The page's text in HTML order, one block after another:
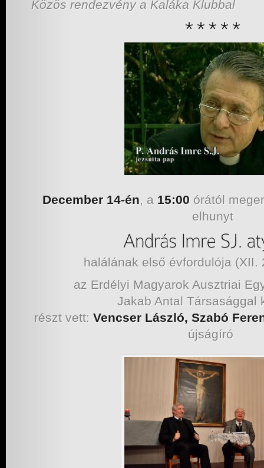
Közös rendezvény a Kaláka Klubbal
December 14-én, a 15:00 órától
elhunyt
halálának első évfordulója
az Erdélyi Magyarok Ausztriai
Jakab Antal Társasággal
részt vett: Vencser László, Szabó
újságíró